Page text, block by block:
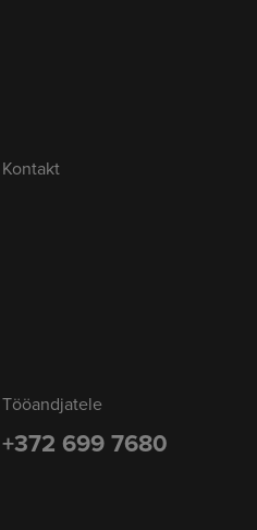
Kontakt
Tööandjatele
+372 699 7680